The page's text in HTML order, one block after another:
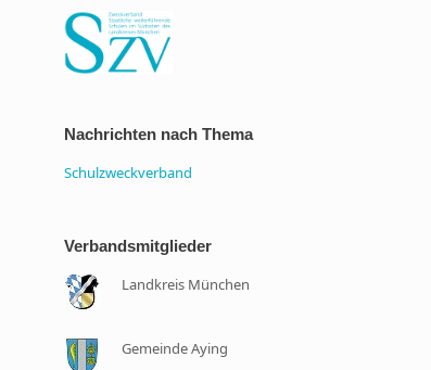
Nachrichten nach Thema
Schulzweckverband
Verbandsmitglieder
Landkreis München
Gemeinde Aying